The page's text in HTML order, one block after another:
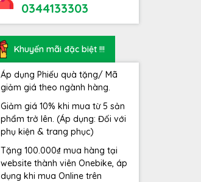
0344133303
Khuyến mãi đặc biệt !!!
Áp dụng Phiếu quà tặng/ Mã
giảm giá theo ngành hàng.
Giảm giá 10% khi mua từ 5 sản
phẩm trở lên. (Áp dụng: Đối với
phụ kiện & trang phục)
Tặng 100.000₫ mua hàng tại
website thành viên Onebike, áp
dụng khi mua Online trên